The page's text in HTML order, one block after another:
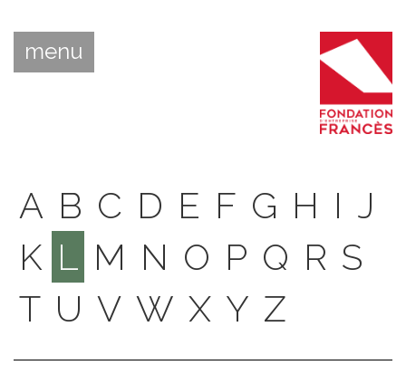
menu
A B C D E F G H I J
K L M N O P Q R S
T U V W X Y Z